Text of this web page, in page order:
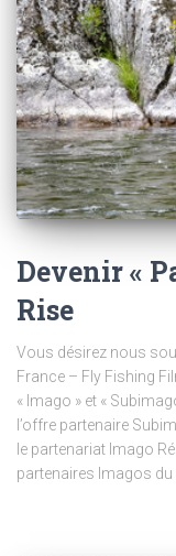
Devenir «
Rise
Vous désirez nous
France – Fly Fishing
« Imago » et «
l’offre partenaire
le partenariat Imago
partenaires Imagos du